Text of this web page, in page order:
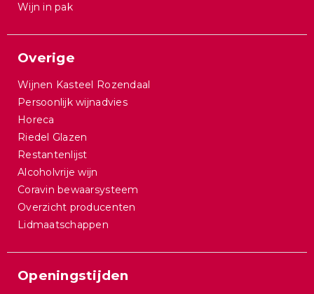
Wijn in pak
Overige
Wijnen Kasteel Rozendaal
Persoonlijk wijnadvies
Horeca
Riedel Glazen
Restantenlijst
Alcoholvrije wijn
Coravin bewaarsysteem
Overzicht producenten
Lidmaatschappen
Openingstijden